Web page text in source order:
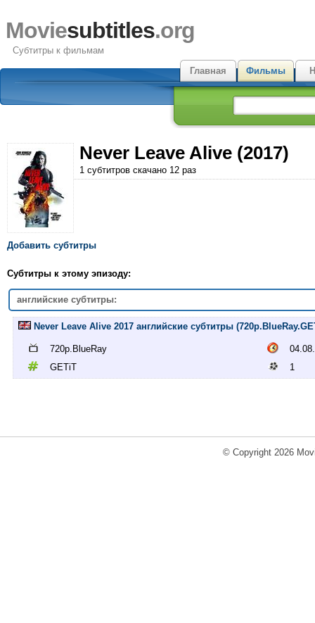
Moviesubtitles.org
Субтитры к фильмам
Главная
Фильмы
Never Leave Alive (2017)
1 субтитров скачано 12 раз
Добавить субтитры
Субтитры к этому эпизоду:
английские субтитры:
Never Leave Alive 2017 английские субтитры
720p.BlueRay
GETiT
1
© Copyright 2026